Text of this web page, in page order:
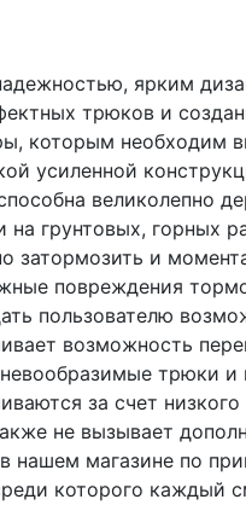
ярким
трюков и
которым необходим
усиленной
великолепно
на грунтовых, горных
затормозить и
повреждения
пользователю
возможность
невообразимые трюки
за счет низкого
не вызывает
нашем магазине по
которого каждый